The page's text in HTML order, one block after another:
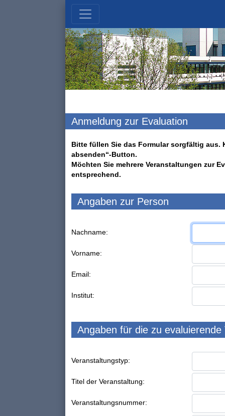
Anmeldung zur Evaluation
Bitte füllen Sie das Formular sorgfältig aus.
absenden“-Button.
Möchten Sie mehrere Veranstaltungen zur
entsprechend.
Angaben zur Person
Nachname:
Vorname:
Email:
Institut:
Angaben für die zu evaluierende
Veranstaltungstyp:
Titel der Veranstaltung:
Veranstaltungsnummer: